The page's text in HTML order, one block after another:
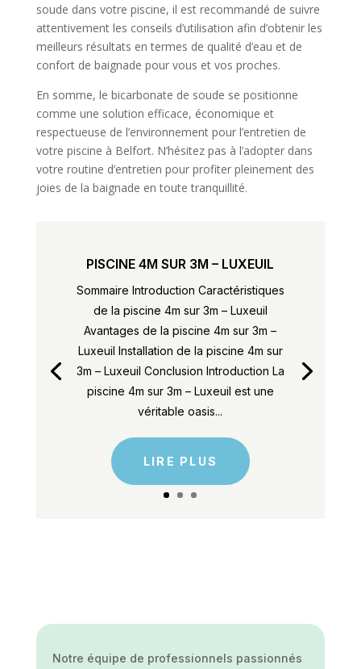
soude dans votre piscine, il est recommandé de suivre
attentivement les conseils d’utilisation afin d’obtenir les
meilleurs résultats en termes de qualité d’eau et de
confort de baignade pour vous et vos proches.
En somme, le bicarbonate de soude se positionne
comme une solution efficace, économique et
respectueuse de l’environnement pour l’entretien de
votre piscine à Belfort. N’hésitez pas à l’adopter dans
votre routine d’entretien pour profiter pleinement des
joies de la baignade en toute tranquillité.
PISCINE 4M SUR 3M – LUXEUIL
Sommaire Introduction Caractéristiques
de la piscine 4m sur 3m – Luxeuil
Avantages de la piscine 4m sur 3m –
Luxeuil Installation de la piscine 4m sur
3m – Luxeuil Conclusion Introduction La
piscine 4m sur 3m – Luxeuil est une
véritable oasis...
LIRE PLUS
Notre équipe de professionnels passionnés